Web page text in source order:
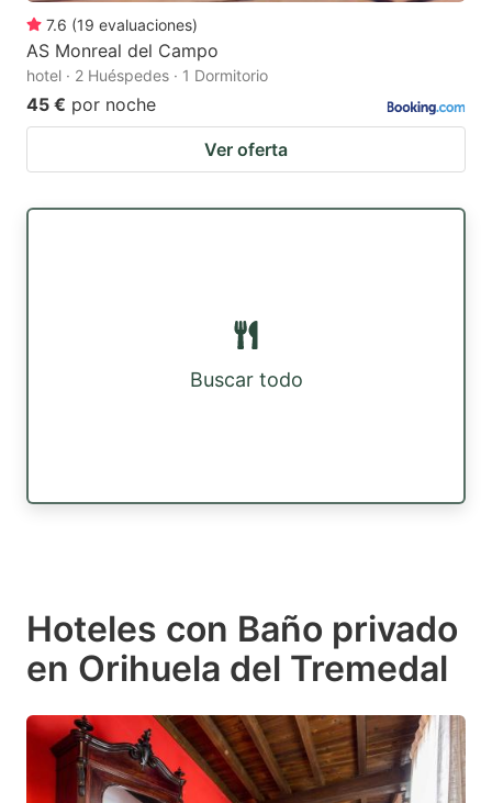
7.6 (19 evaluaciones)
AS Monreal del Campo
hotel · 2 Huéspedes · 1 Dormitorio
45 € por noche
Ver oferta
Buscar todo
Hoteles con Baño privado
en Orihuela del Tremedal